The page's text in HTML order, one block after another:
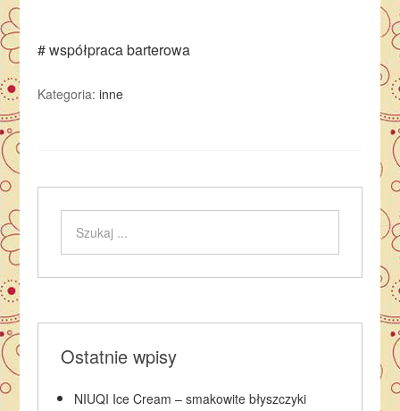
# współpraca barterowa
Kategoria:inne
Ostatnie wpisy
NIUQI Ice Cream – smakowite błyszczyki